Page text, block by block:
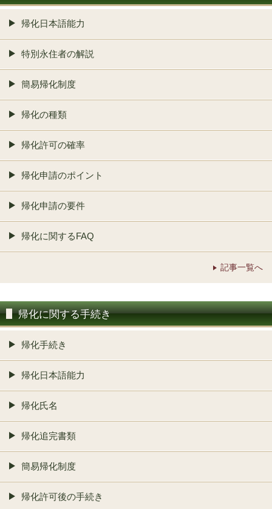
帰化日本語能力
特別永住者の解説
簡易帰化制度
帰化の種類
帰化許可の確率
帰化申請のポイント
帰化申請の要件
帰化に関するFAQ
記事一覧へ
帰化に関する手続き
帰化手続き
帰化日本語能力
帰化氏名
帰化追完書類
簡易帰化制度
帰化許可後の手続き